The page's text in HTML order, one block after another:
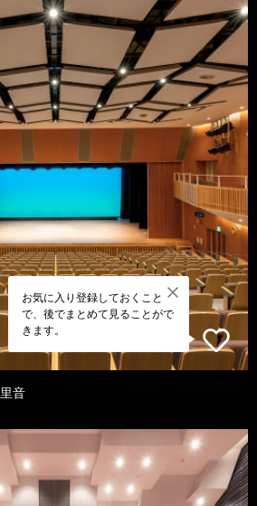
お気に入り登録しておくこと
で、後でまとめて見ることがで
きます。
音